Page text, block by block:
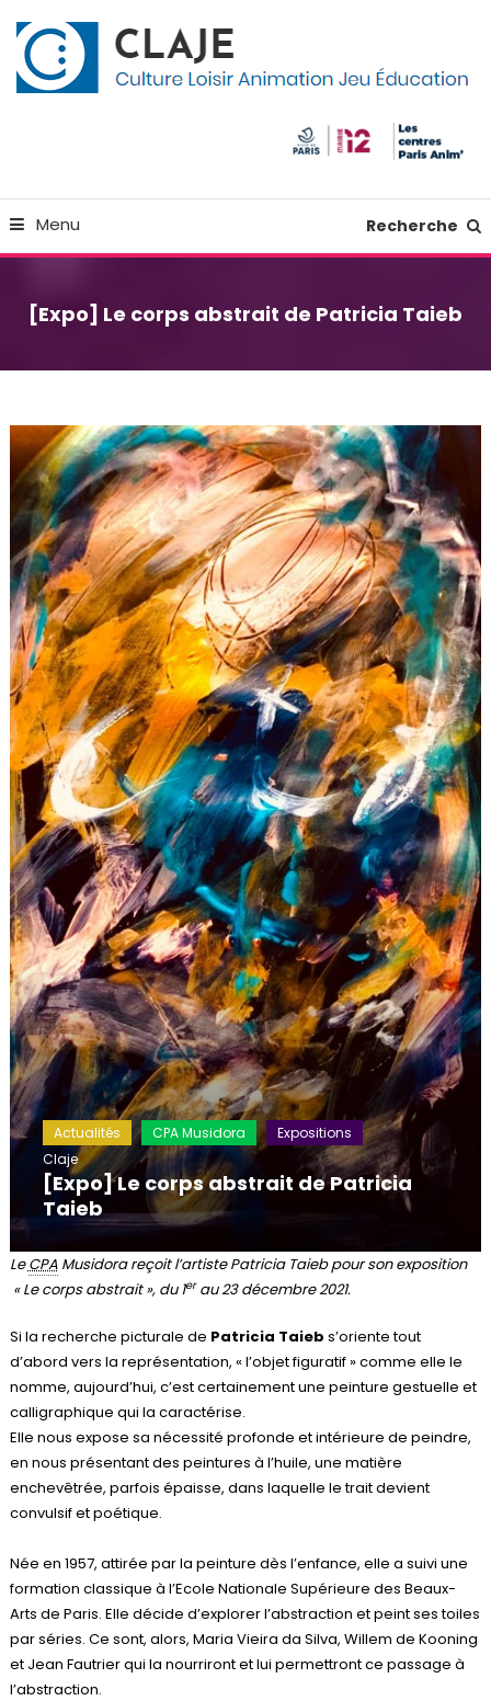
To
Content
Menu Recherche
[Expo] Le corps abstrait de Patricia Taieb
Actualités CPA Musidora
Expositions
Claje
[Expo] Le corps abstrait de Patricia
Taieb
LeCPAMusidora reçoit l’artiste Patricia Taieb pour son exposition
« Le corps abstrait », du 1erau 23 décembre 2021.
Si la recherche picturale de Patricia Taieb s’oriente tout
d’abord vers la représentation, « l’objet figuratif » comme elle le
nomme, aujourd’hui, c’est certainement une peinture gestuelle et
calligraphique qui la caractérise.
Elle nous expose sa nécessité profonde et intérieure de peindre,
en nous présentant des peintures à l’huile, une matière
enchevêtrée, parfois épaisse, dans laquelle le trait devient
convulsif et poétique.
Née en 1957, attirée par la peinture dès l’enfance, elle a suivi une
formation classique à l’Ecole Nationale Supérieure des Beaux-
Arts de Paris. Elle décide d’explorer l’abstraction et peint ses toiles
par séries. Ce sont, alors, Maria Vieira da Silva, Willem de Kooning
et Jean Fautrier qui la nourriront et lui permettront ce passage à
l’abstraction.